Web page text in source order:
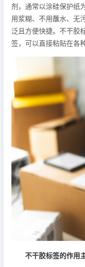
剂，通常以涂硅保护纸
用浆糊、不用蘸水、无
泛且方便快捷。不干胶
签，可以直接粘贴在各
不干胶标签的作用主